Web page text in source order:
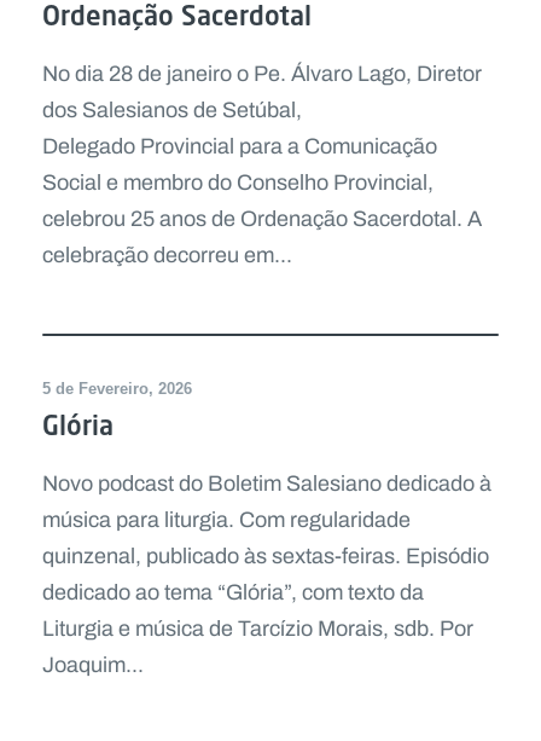
Ordenação Sacerdotal
No dia 28 de janeiro o Pe. Álvaro Lago, Diretor
dos Salesianos de Setúbal,
Delegado Provincial para a Comunicação
Social e membro do Conselho Provincial,
celebrou 25 anos de Ordenação Sacerdotal. A
celebração decorreu em...
5 de Fevereiro, 2026
Glória
Novo podcast do Boletim Salesiano dedicado à
música para liturgia. Com regularidade
quinzenal, publicado às sextas-feiras. Episódio
dedicado ao tema “Glória”, com texto da
Liturgia e música de Tarcízio Morais, sdb. Por
Joaquim...